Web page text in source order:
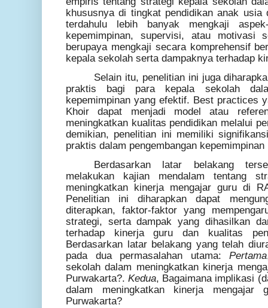
khususnya di tingkat pendidikan anak usia
terdahulu lebih banyak mengkaji
kepemimpinan, supervisi, atau motivasi
berupaya mengkaji secara komprehensif
kepala sekolah serta dampaknya terhadap
Selain itu, penelitian ini juga
praktis bagi para kepala sekolah
kepemimpinan yang efektif. Best practices
Khoir dapat menjadi model atau
meningkatkan kualitas pendidikan melalui
demikian, penelitian ini memiliki
praktis dalam pengembangan kepemimpinan
Berdasarkan latar belakang
melakukan kajian mendalam tentang
meningkatkan kinerja mengajar guru di
Penelitian ini diharapkan dapat
diterapkan, faktor-faktor yang
strategi, serta dampak yang dihasilkan
terhadap kinerja guru dan kualitas
Berdasarkan latar belakang yang telah
pada dua permasalahan utama:Pertama
sekolah dalam meningkatkan kinerja
Purwakarta?.Kedua, Bagaimana implikasi
dalam meningkatkan kinerja
Purwakarta?